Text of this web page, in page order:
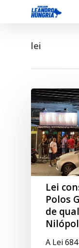
lei
Lei
Polos
de
A Lei